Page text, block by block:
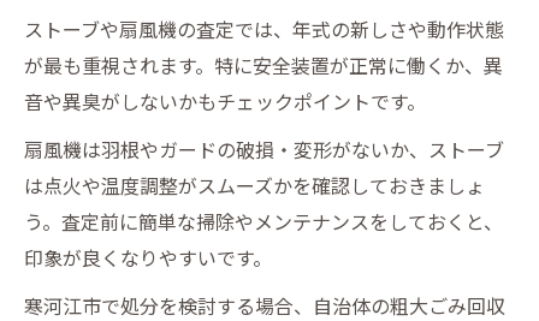
ストーブや扇風機の査定では、年式の新しさや動作状態
が最も重視されます。特に安全装置が正常に働くか、異
音や異臭がしないかもチェックポイントです。
扇風機は羽根やガードの破損・変形がないか、ストーブ
は点火や温度調整がスムーズかを確認しておきましょ
う。査定前に簡単な掃除やメンテナンスをしておくと、
印象が良くなりやすいです。
寒河江市で処分を検討する場合、自治体の粗大ごみ回収